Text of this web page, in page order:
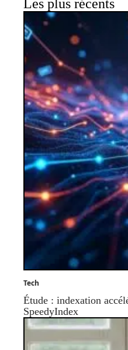
Les plus récents
Tech
Étude : indexation
SpeedyIndex